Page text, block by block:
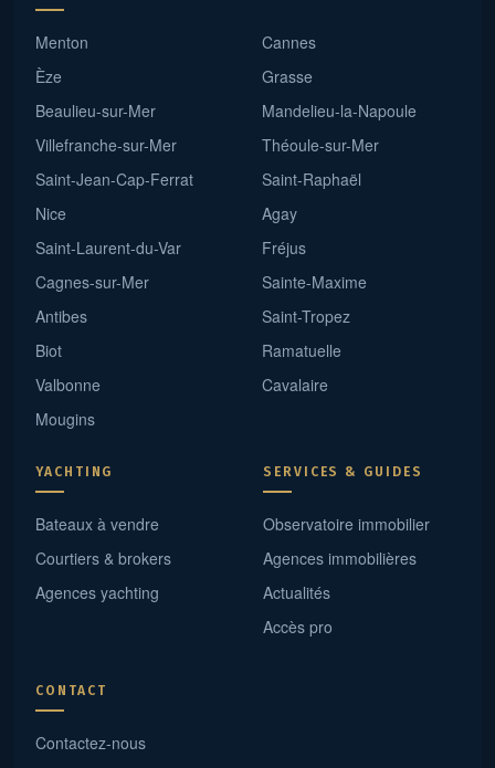
Menton
Èze
Beaulieu-sur-Mer
Villefranche-sur-Mer
Saint-Jean-Cap-Ferrat
Nice
Saint-Laurent-du-Var
Cagnes-sur-Mer
Antibes
Biot
Valbonne
Mougins
Cannes
Grasse
Mandelieu-la-Napoule
Théoule-sur-Mer
Saint-Raphaël
Agay
Fréjus
Sainte-Maxime
Saint-Tropez
Ramatuelle
Cavalaire
YACHTING
Bateaux à vendre
Courtiers & brokers
Agences yachting
SERVICES & GUIDES
Observatoire immobilier
Agences immobilières
Actualités
Accès pro
CONTACT
Contactez-nous